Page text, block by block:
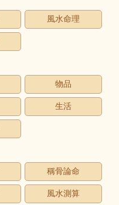
風水命理
物品
生活
稱骨論命
風水測算